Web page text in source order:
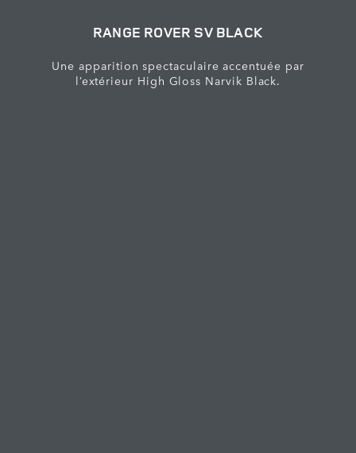
RANGE ROVER SV BLACK
Une apparition spectaculaire accentuée par
l’extérieur High Gloss Narvik Black.